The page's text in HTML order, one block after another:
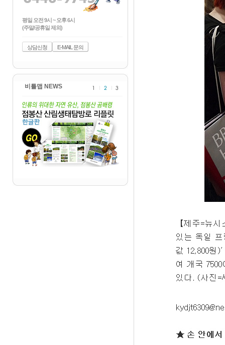
평일 오전 9시 ~ 오후 6시
(주말/공휴일 제외)
상담신청 E-MAIL 문의
비틀맵 NEWS